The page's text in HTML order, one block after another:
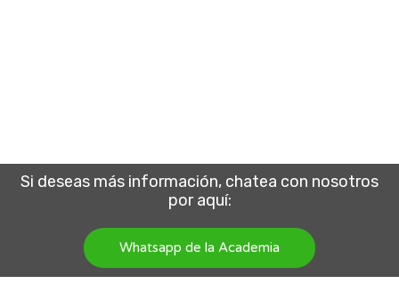
Si deseas más información, chatea con nosotros
por aquí:
Whatsapp de la Academia